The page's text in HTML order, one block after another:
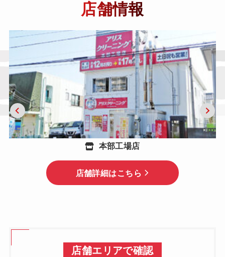
店舗情報
本部工場店
店舗詳細はこちら
店舗エリアで確認